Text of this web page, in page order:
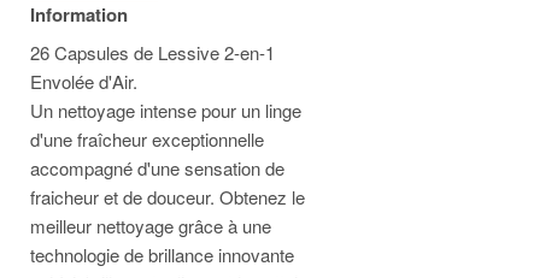
Information
26 Capsules de Lessive 2-en-1
Envolée d'Air.
Un nettoyage intense pour un linge
d'une fraîcheur exceptionnelle
accompagné d'une sensation de
fraicheur et de douceur. Obtenez le
meilleur nettoyage grâce à une
technologie de brillance innovante